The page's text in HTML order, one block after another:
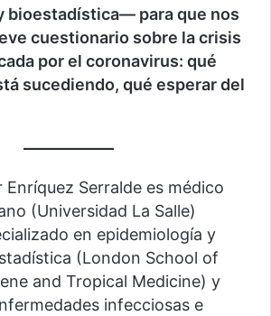
bioestadística— para que nos
cuestionario sobre la crisis
por el coronavirus: qué
sucediendo, qué esperar del
Enríquez Serralde es médico
(Universidad La Salle)
en epidemiología y
(London School of
and Tropical Medicine) y
infecciosas e